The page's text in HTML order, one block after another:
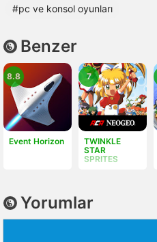
#pc ve konsol oyunları
Benzer
Event Horizon
8.8
TWINKLE
STAR
SPRITES
7
Yorumlar